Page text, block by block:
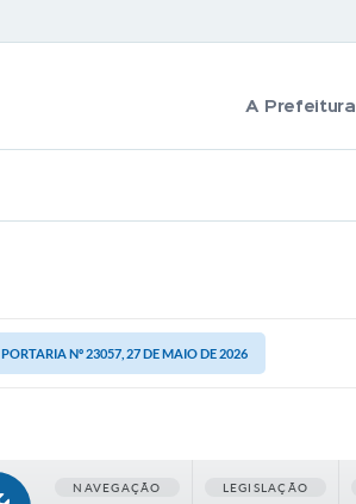
A Prefeitura
PORTARIA Nº 23057, 27 DE MAIO DE 2026
NAVEGAÇÃO LEGISLAÇÃO